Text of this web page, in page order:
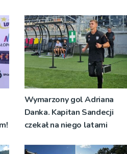
Wymarzony gol Adriana
Danka. Kapitan Sandecji
czekał na niego latami